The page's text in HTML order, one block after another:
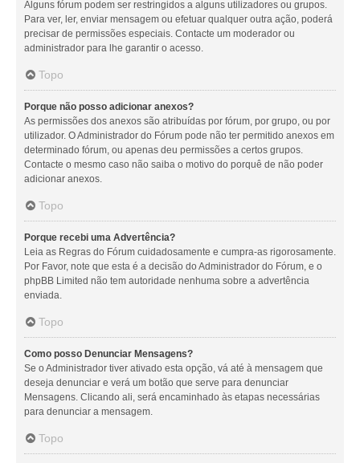
Alguns fórum podem ser restringidos a alguns utilizadores ou grupos.
Para ver, ler, enviar mensagem ou efetuar qualquer outra ação, poderá
precisar de permissões especiais. Contacte um moderador ou
administrador para lhe garantir o acesso.
Topo
Porque não posso adicionar anexos?
As permissões dos anexos são atribuídas por fórum, por grupo, ou por
utilizador. O Administrador do Fórum pode não ter permitido anexos em
determinado fórum, ou apenas deu permissões a certos grupos.
Contacte o mesmo caso não saiba o motivo do porquê de não poder
adicionar anexos.
Topo
Porque recebi uma Advertência?
Leia as Regras do Fórum cuidadosamente e cumpra-as rigorosamente.
Por Favor, note que esta é a decisão do Administrador do Fórum, e o
phpBB Limited não tem autoridade nenhuma sobre a advertência
enviada.
Topo
Como posso Denunciar Mensagens?
Se o Administrador tiver ativado esta opção, vá até à mensagem que
deseja denunciar e verá um botão que serve para denunciar
Mensagens. Clicando ali, será encaminhado às etapas necessárias
para denunciar a mensagem.
Topo